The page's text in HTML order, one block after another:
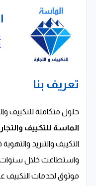
تعريف بنا
حلول متكاملة للتكييف
الماسة للتكييف
واستطاعت خلال سنوات
موثوق لخدمات التكييف